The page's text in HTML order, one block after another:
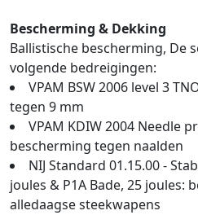
Bescherming & Dekking
Ballistische bescherming, De
volgende bedreigingen:
VPAM BSW 2006 level 3
tegen 9 mm
VPAM KDIW 2004 Needle
bescherming tegen naalden
NIJ Standard 01.15.00 -
joules & P1A Bade, 25 joules:
alledaagse steekwapens